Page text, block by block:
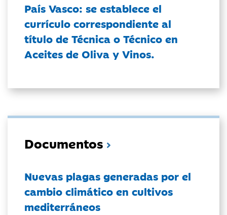
País Vasco: se establece el
currículo correspondiente al
título de Técnica o Técnico en
Aceites de Oliva y Vinos.
Documentos
Nuevas plagas generadas por el
cambio climático en cultivos
mediterráneos